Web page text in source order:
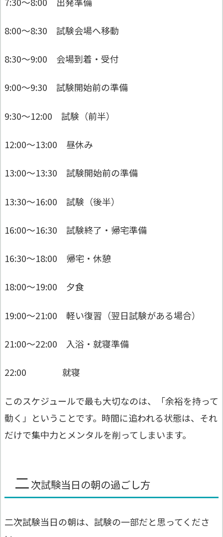
8:00〜8:30 試験会場へ移動
8:30〜9:00 会場到着・受付
9:00〜9:30 試験開始前の準備
9:30〜12:00 試験（前半）
12:00〜13:00 昼休み
13:00〜13:30 試験開始前の準備
13:30〜16:00 試験（後半）
16:00〜16:30 試験終了・帰宅準備
16:30〜18:00 帰宅・休憩
18:00〜19:00 夕食
19:00〜21:00 軽い復習（翌日試験がある場合）
21:00〜22:00 入浴・就寝準備
22:00 就寝
このスケジュールで最も大切なのは、「余裕を持って
動く」ということです。時間に追われる状態は、それ
だけで集中力とメンタルを削ってしまいます。
二次試験当日の朝の過ごし方
二次試験当日の朝は、試験の一部だと思ってくださ